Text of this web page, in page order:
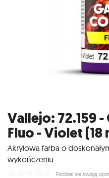
Vallejo: 72.159
Fluo - Violet (18
Akrylowa farba o
wykończeniu
Podziel się swoją